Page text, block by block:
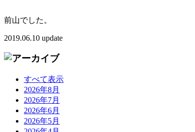
前山でした。
2019.06.10 update
すべて表示
2026年8月
2026年7月
2026年6月
2026年5月